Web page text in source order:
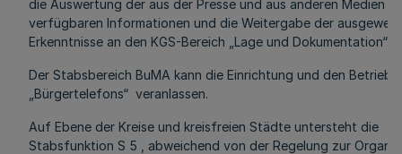
die Auswertung der aus der Presse und aus anderen Medien
verfügbaren Informationen und die Weitergabe der
Erkenntnisse an den KGS-Bereich „Lage und Dokumentation“.
Der Stabsbereich BuMA kann die Einrichtung und den Betrieb
„Bürgertelefons“ veranlassen.
Auf Ebene der Kreise und kreisfreien Städte untersteht die
Stabsfunktion S 5 , abweichend von der Regelung zur